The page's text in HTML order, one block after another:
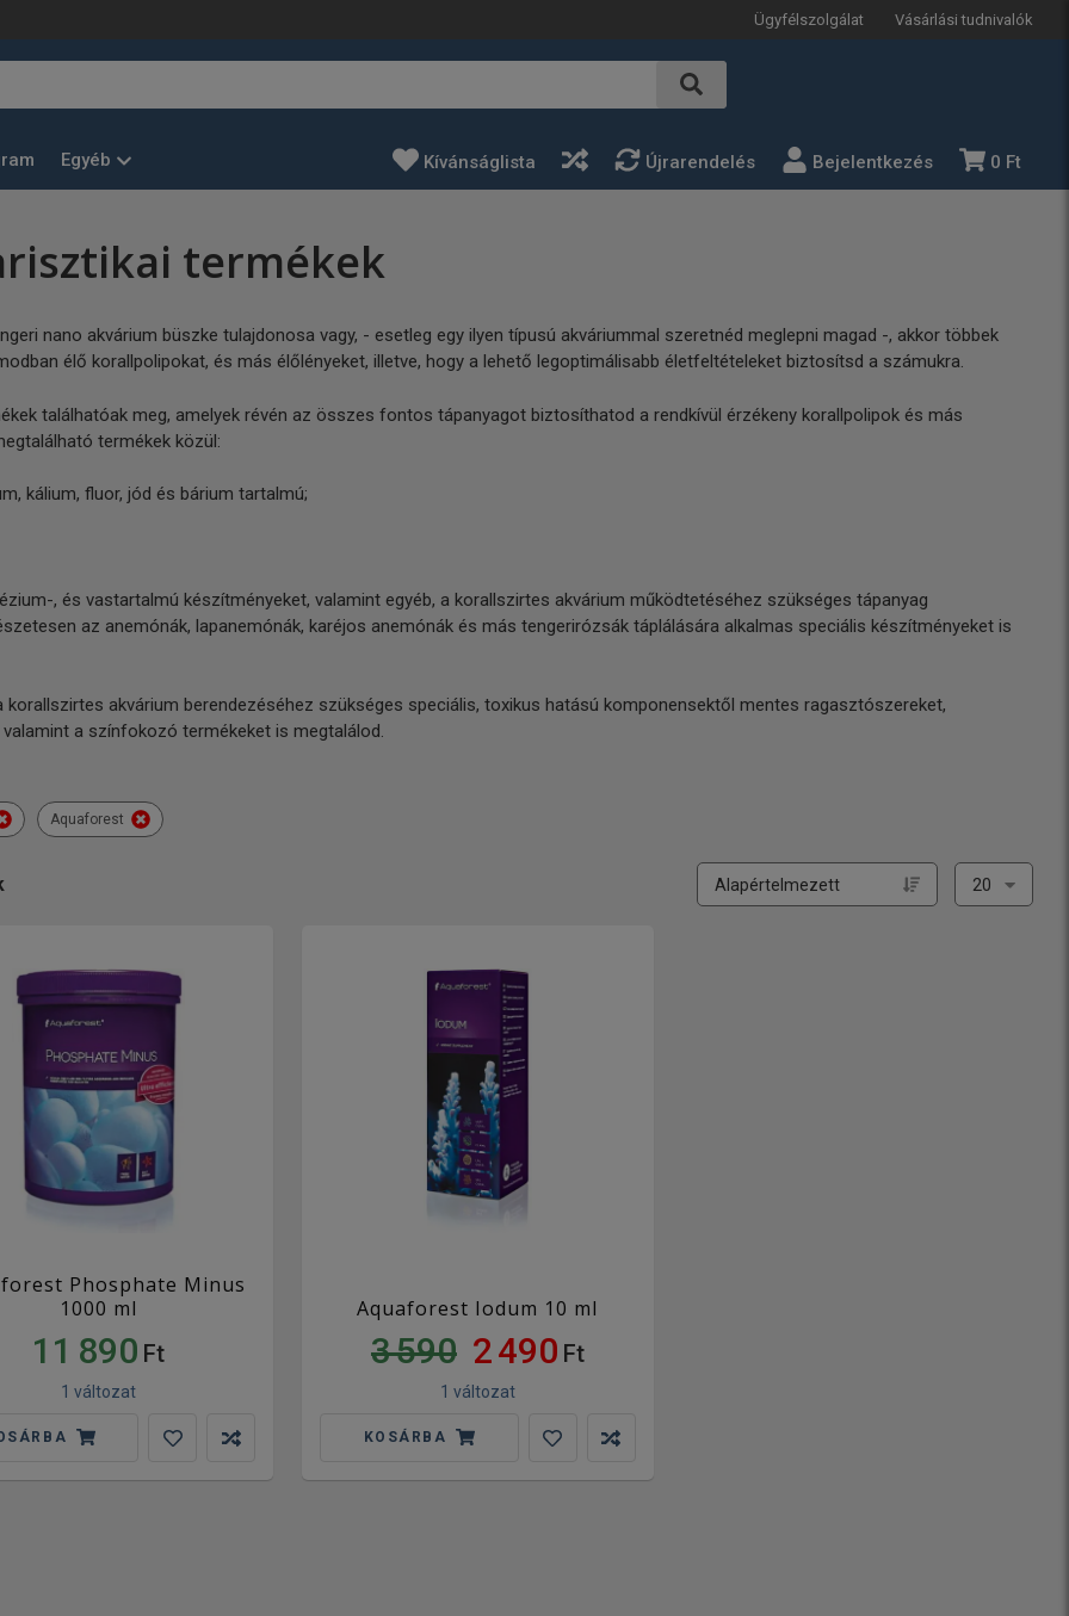
Ügyfélszolgálat Vásárlási tudnivalók
Egyéb Kívánságlista Újrarendelés Bejelentkezés 0 Ft
termékek
nano akvárium büszke tulajdonosa vagy, - esetleg egy ilyen típusú akváriummal szeretnéd meglepni magad -, akkor többek
élő korallpolipokat, és más élőlényeket, illetve, hogy a lehető legoptimálisabb életfeltételeket biztosítsd a számukra.
találhatóak meg, amelyek révén az összes fontos tápanyagot biztosíthatod a rendkívül érzékeny korallpolipok és más
termékek közül:
kálium, fluor, jód és bárium tartalmú;
, és vastartalmú készítményeket, valamint egyéb, a korallszirtes akvárium működtetéséhez szükséges tápanyag
az anemónák, lapanemónák, karéjos anemónák és más tengerirózsák táplálására alkalmas speciális készítményeket is
akvárium berendezéséhez szükséges speciális, toxikus hatású komponensektől mentes ragasztószereket,
a színfokozó termékeket is megtalálod.
Aquaforest
Phosphate Minus
1000 ml
11 890 Ft
1 változat
Aquaforest Iodum 10 ml
3 590 2 490 Ft
1 változat
KOSÁRBA